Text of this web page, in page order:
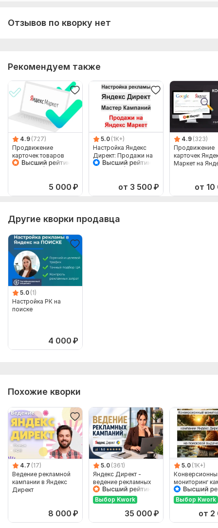
- Сколько лидов требуется в неделю, какая желаемая
Анализ ключевых слов
Проверка минус-слов
Проверка таргетинга
Проверка UTM меток
Рекомендации по объявлениям
Оптимизация мест размещения
Оптимизация цены рекламы
Аудит посадочной страницы
Подключение Яндекс.Метрики
Консультация
Срок выполнения:
Отзывов по кворку нет
Рекомендуем также
4.9 (727)
Продвижение
карточек товаров
Яндекс Маркет в
5 000 ₽
5.0 (1K+)
Настройка Яндекс
Директ: Продажи на
Яндекс Маркет
от 3 500 ₽
4.9 (323)
Продвижение
карточек
Маркет на
от
Другие кворки продавца
5.0 (1)
Настройка РК на
поиске
4 000 ₽
Похожие кворки
4.7 (17)
Ведение рекламной
кампании в Яндекс
Директ
8 000 ₽
5.0 (361)
Яндекс Директ -
ведение рекламных
кампаний Поиск, РСЯ
Выбор Kwork
35 000 ₽
5.0 (1K+)
мониторинг
Яндекс
поисковой
Выбор Kwork
от 2